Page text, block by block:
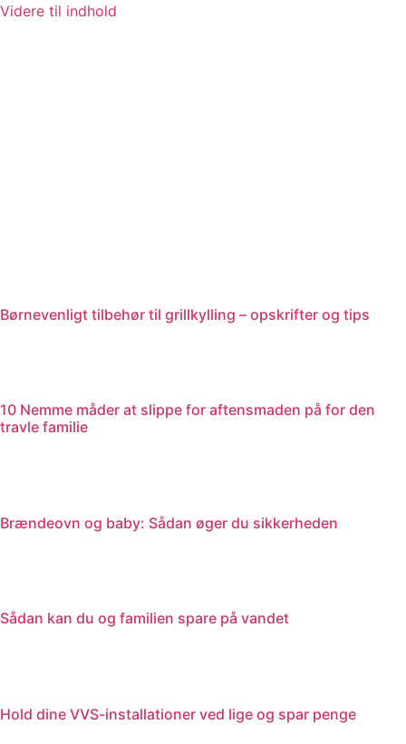
Videre til indhold
Børnevenligt tilbehør til grillkylling – opskrifter og tips
10 Nemme måder at slippe for aftensmaden på for den
travle familie
Brændeovn og baby: Sådan øger du sikkerheden
Sådan kan du og familien spare på vandet
Hold dine VVS-installationer ved lige og spar penge